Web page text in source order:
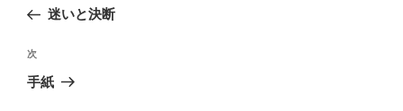
ナ
ビ
ゲ
の
稿
迷いと決断
次
の
次
手紙